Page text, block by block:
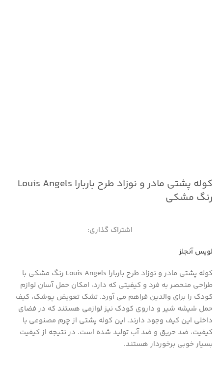
کوله پشتی مادر و نوزاد طرح باربارا Louis Angels
رنگ مشکی
اشتراک گذاری:
لویس آنجلز
کوله پشتی مادر و نوزاد طرح باربارا Louis Angels رنگ مشکی با
طراحی منحصر به فرد و کیفیتی که دارد، امکان حمل آسان لوازم
کودک را برای والدین فراهم می آورد. تشک تعویض پوشک، کیف
حمل شیشه شیر و داروی کودک نیز لوازمی هستند که در فضای
داخلی این کیف وجود دارند. این کوله پشتی از چرم مصنوعی با
کیفیت، ضد حریق و ضد آب تولید شده است. در نتیجه از کیفیت
بسیار خوبی برخوردار هستند.